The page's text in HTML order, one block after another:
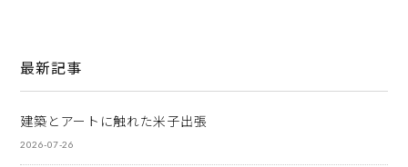
最新記事
建築とアートに触れた米子出張
2026-07-26